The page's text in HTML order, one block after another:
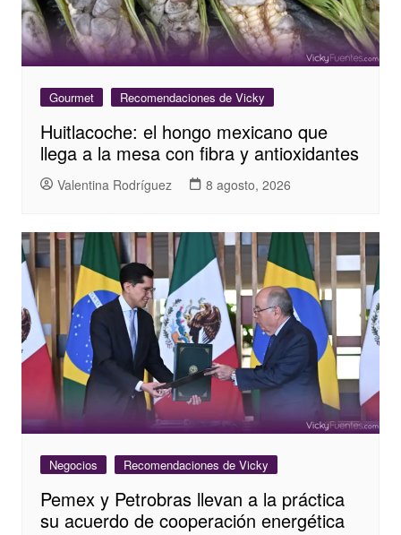
Gourmet Recomendaciones de Vicky
Huitlacoche: el hongo mexicano que
llega a la mesa con fibra y antioxidantes
Valentina Rodríguez 8 agosto, 2026
Negocios Recomendaciones de Vicky
Pemex y Petrobras llevan a la práctica
su acuerdo de cooperación energética